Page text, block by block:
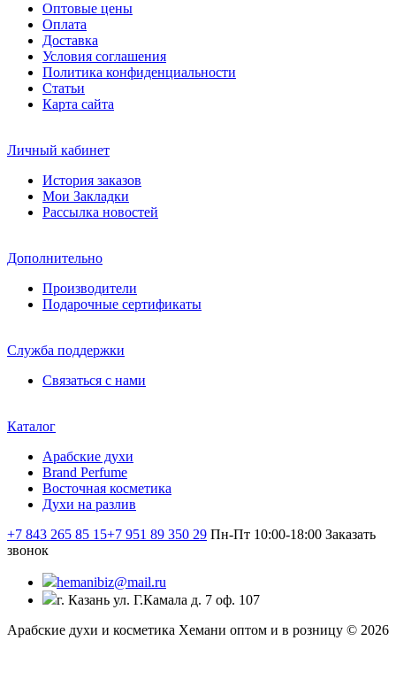
Оптовые цены
Оплата
Доставка
Условия соглашения
Политика конфиденциальности
Статьи
Карта сайта
Личный кабинет
История заказов
Мои Закладки
Рассылка новостей
Дополнительно
Производители
Подарочные сертификаты
Служба поддержки
Связаться с нами
Каталог
Арабские духи
Brand Perfume
Восточная косметика
Духи на разлив
+7 843 265 85 15+7 951 89 350 29 Пн-Пт 10:00-18:00 Заказать
звонок
hemanibiz@mail.ru
г. Казань ул. Г.Камала д. 7 оф. 107
Арабские духи и косметика Хемани оптом и в розницу © 2026